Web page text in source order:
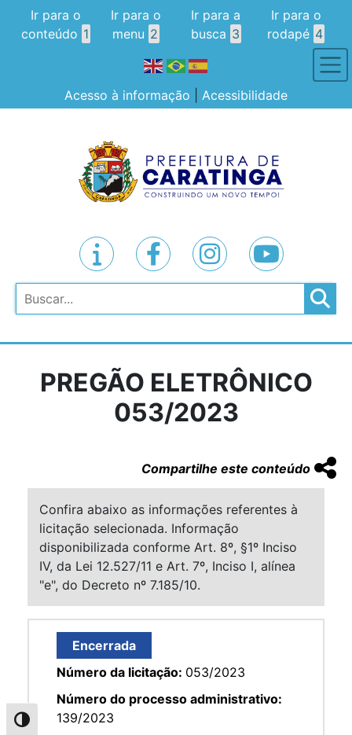
Alternar alto contraste
Ir para o
conteúdo 1
Ir para o
menu 2
Ir para a
busca 3
Ir para o
rodapé 4
Acesso à informação Acessibilidade
Pesquisar
PREGÃO ELETRÔNICO
053/2023
Compartilhe este conteúdo
Confira abaixo as informações referentes à
licitação selecionada. Informação
disponibilizada conforme Art. 8º, §1º Inciso
IV, da Lei 12.527/11 e Art. 7º, Inciso I, alínea
"e", do Decreto nº 7.185/10.
Encerrada
Número da licitação: 053/2023
Número do processo administrativo:
139/2023